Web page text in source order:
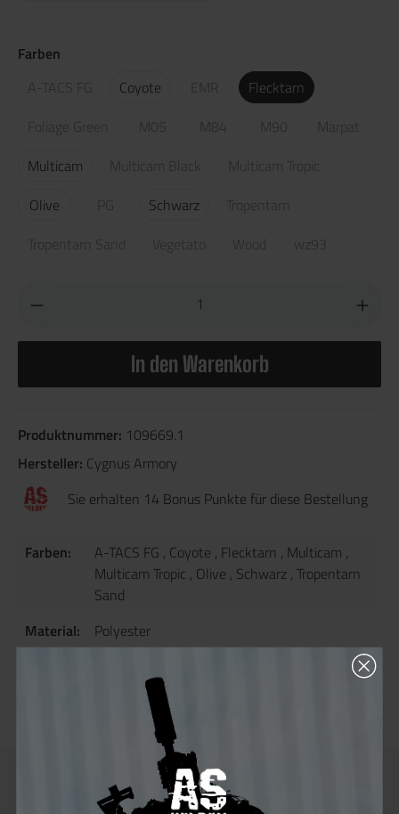
Farben
A-TACS FG
Coyote EMR
Flecktarn
Foliage Green
M05 M84 M90
Marpat
Multicam
Multicam Black
Multicam Tropic
Olive
PG Schwarz
wz93
In den Warenkorb
Produktnummer: 109669.1
Hersteller: Cygnus Armory
Sie erhalten 14 Bonus Punkte für diese Bestellung
Farben: A-TACS FG , Coyote , Flecktarn , Multicam ,
Multicam Tropic , Olive , Schwarz , Tropentarn
Sand
Material:
Polyester